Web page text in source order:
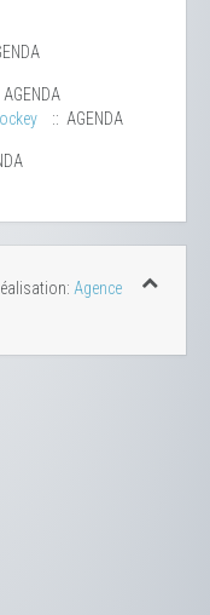
:: AGENDA
Agence